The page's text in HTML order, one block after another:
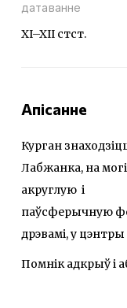
датаванне
XI–XII стст.
Апісанне
Курган
Лабжанка, на
акруглую і
паўсферычную
дрэвамі, у
Помнік адкрыў і